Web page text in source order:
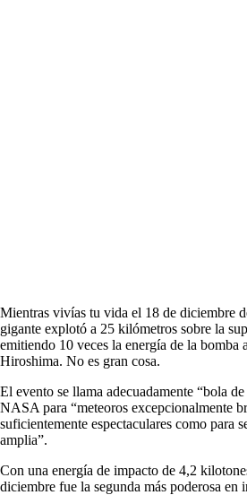
Mientras vivías tu vida el 18 de diciembre
gigante explotó a 25 kilómetros sobre la
emitiendo 10 veces la energía de la bomba
Hiroshima. No es gran cosa.
El evento se llama adecuadamente “bola
NASA para “meteoros excepcionalmente
suficientemente espectaculares como para
amplia”.
Con una energía de impacto de 4,2
diciembre fue la segunda más poderosa en